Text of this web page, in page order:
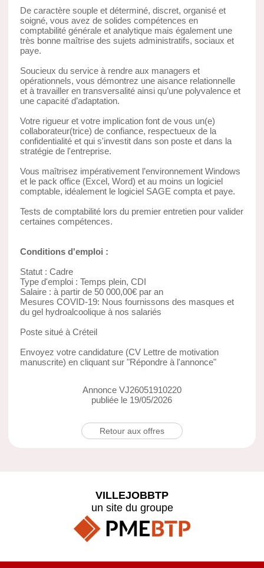
De caractère souple et déterminé, discret, organisé et
soigné, vous avez de solides compétences en
comptabilité générale et analytique mais également une
très bonne maîtrise des sujets administratifs, sociaux et
paye.
Soucieux du service à rendre aux managers et
opérationnels, vous démontrez une aisance relationnelle
et à travailler en transversalité ainsi qu’une polyvalence et
une capacité d’adaptation.
Votre rigueur et votre implication font de vous un(e)
collaborateur(trice) de confiance, respectueux de la
confidentialité et qui s'investit dans son poste et dans la
stratégie de l'entreprise.
Vous maîtrisez impérativement l’environnement Windows
et le pack office (Excel, Word) et au moins un logiciel
comptable, idéalement le logiciel SAGE compta et paye.
Tests de comptabilité lors du premier entretien pour valider
certaines compétences.
Conditions d'emploi :
Statut : Cadre
Type d'emploi : Temps plein, CDI
Salaire : à partir de 50 000,00€ par an
Mesures COVID-19: Nous fournissons des masques et
du gel hydroalcoolique à nos salariés
Poste situé à Créteil
Envoyez votre candidature (CV Lettre de motivation
manuscrite) en cliquant sur "Répondre à l'annonce"
Annonce VJ26051910220
publiée le 19/05/2026
Retour aux offres
VILLEJOBBTP
un site du groupe